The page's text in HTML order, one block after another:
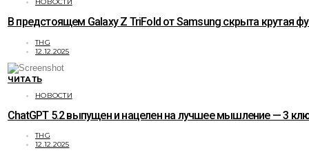
В предстоящем Galaxy Z TriFold от Samsung скрыта крутая
THG
12.12.2025
ЧИТАТЬ
НОВОСТИ
ChatGPT 5.2 выпущен и нацелен на лучшее мышление — 3
THG
12.12.2025